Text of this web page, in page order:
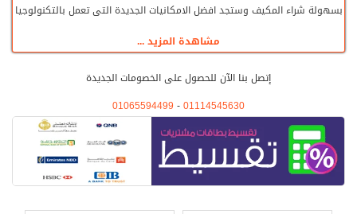
بسهولة شراء المكيف وستجد افضل الامكانيات الجديدة التى تعمل بالتكنولوجيا
أحدث لكى ننال اعجابكم وتبقى أجهزتنا هى رقم واحد دائما .
مشاهدة المزيد ...
إتصل بنا الآن للحصول على الخصومات الجديدة
01114545630
-
01065594499